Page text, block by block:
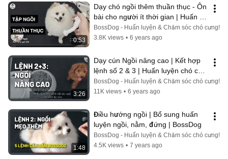
0:53
Dạy chó ngồi thêm thuần thục - Ôn
bài cho người ít thời gian | Huấn
luyện chó cơ bản BossDog
BossDog - Huấn luyện & Chăm sóc chó cưng!
3.8K views • 6 years ago
3:26
Dạy cún Ngồi nâng cao | Kết hợp
lệnh số 2 & 3 | Huấn luyện chó cơ
bản | BossDog
BossDog - Huấn luyện & Chăm sóc chó cưng!
11K views • 6 years ago
1:48
Điều hướng ngồi | Bổ sung huấn
luyện ngồi, nằm, đứng | BossDog
BossDog - Huấn luyện & Chăm sóc chó cưng!
4.5K views • 7 years ago